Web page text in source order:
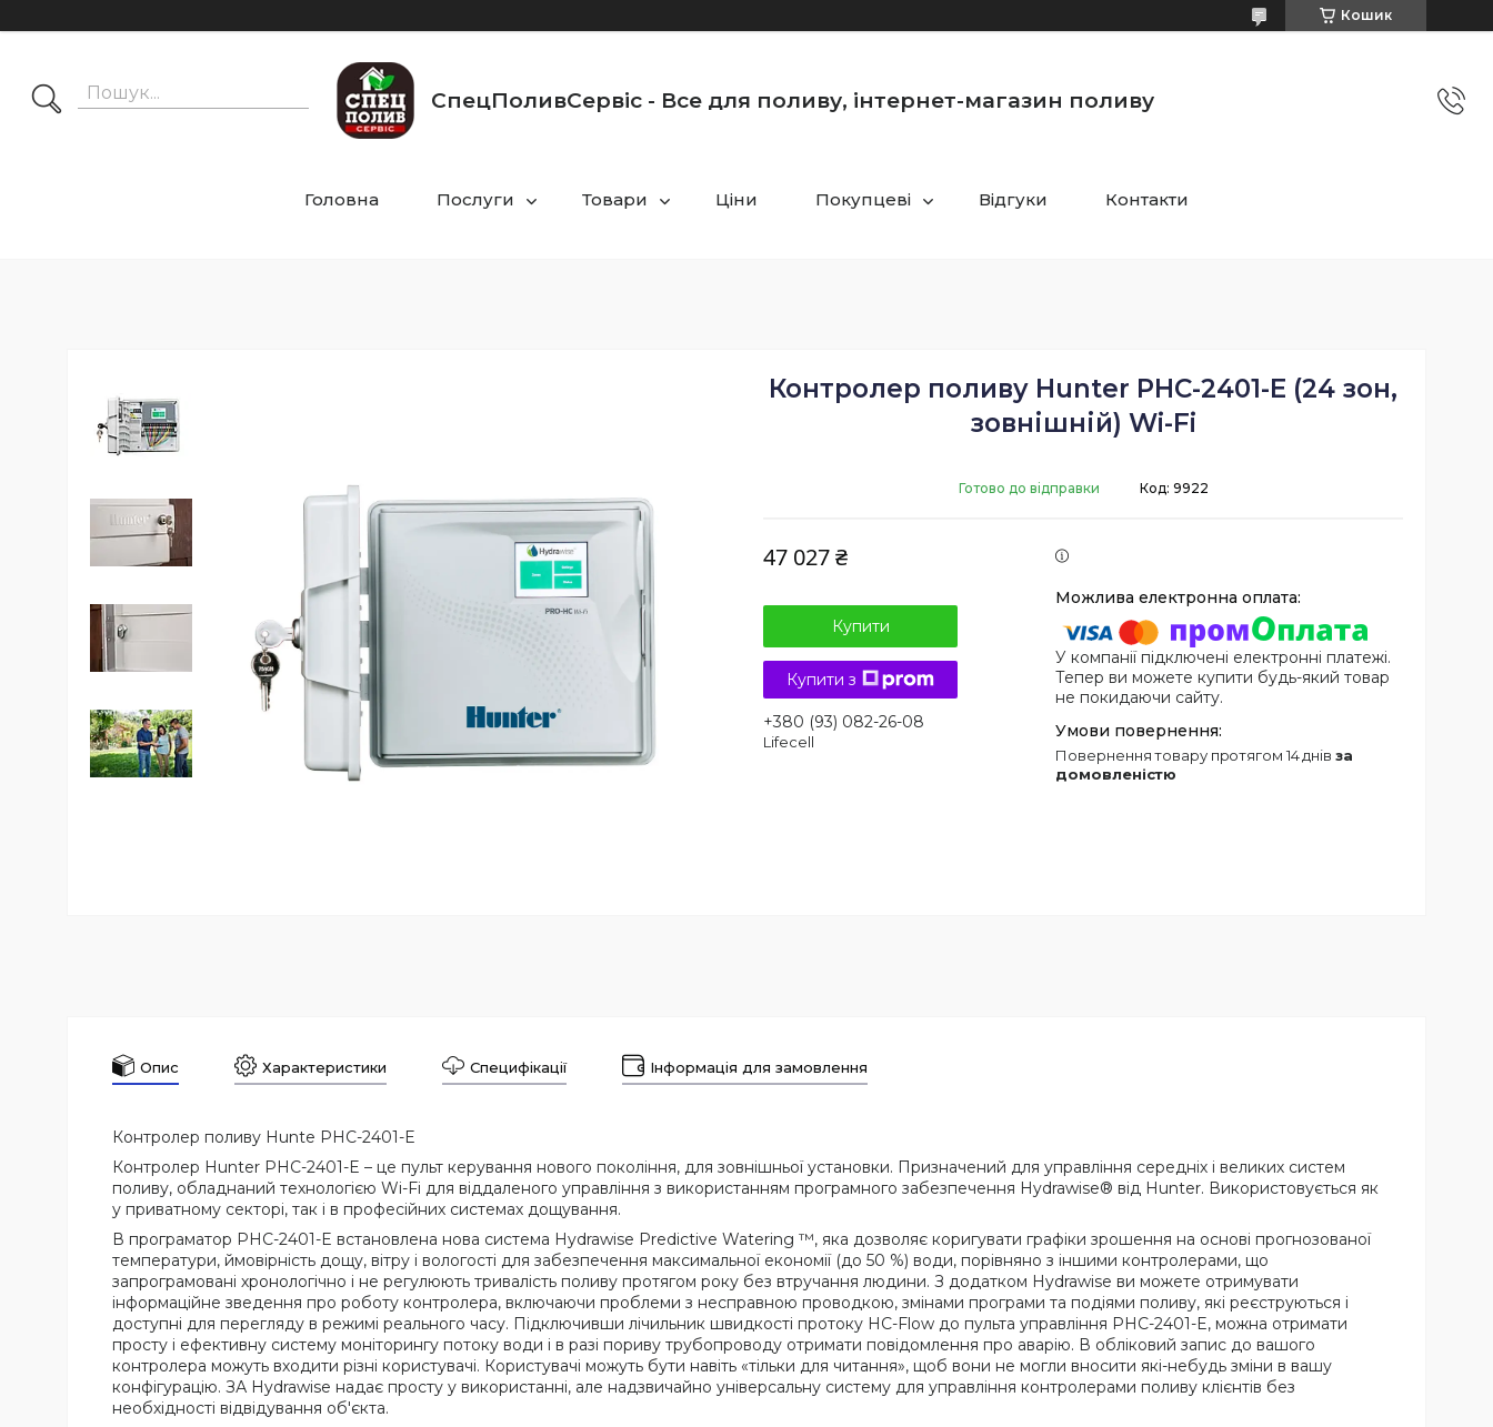
Кошик
СпецПоливСервіс - Все для поливу, інтернет-магазин поливу
Головна Послуги Товари Ціни Покупцеві Відгуки Контакти
Контролер поливу Hunter PHC-2401-E (24 зон,
зовнішній) Wi-Fi
Готово до відправки Код: 9922
47 027 ₴
Купити
Купити з
+380 (93) 082-26-08
Lifecell
У компанії підключені електронні платежі.
Тепер ви можете купити будь-який товар
не покидаючи сайту.
повернення товару протягом 14 днів за
домовленістю
Опис Характеристики Специфікації Інформація для замовлення
Контролер поливу Hunte PHC-2401-E
Контролер Hunter PHC-2401-E – це пульт керування нового покоління, для зовнішньої установки. Призначений для управління середніх і великих систем
поливу, обладнаний технологією Wi-Fi для віддаленого управління з використанням програмного забезпечення Hydrawise® від Hunter. Використовується як
у приватному секторі, так і в професійних системах дощування.
В програматор PHC-2401-E встановлена нова система Hydrawise Predictive Watering ™, яка дозволяє коригувати графіки зрошення на основі прогнозованої
температури, ймовірність дощу, вітру і вологості для забезпечення максимальної економії (до 50 %) води, порівняно з іншими контролерами, що
запрограмовані хронологічно і не регулюють тривалість поливу протягом року без втручання людини. З додатком Hydrawise ви можете отримувати
інформаційне зведення про роботу контролера, включаючи проблеми з несправною проводкою, змінами програми та подіями поливу, які реєструються і
доступні для перегляду в режимі реального часу. Підключивши лічильник швидкості протоку HC-Flow до пульта управління PHC-2401-E, можна отримати
просту і ефективну систему моніторингу потоку води і в разі пориву трубопроводу отримати повідомлення про аварію. В обліковий запис до вашого
контролера можуть входити різні користувачі. Користувачі можуть бути навіть «тільки для читання», щоб вони не могли вносити які-небудь зміни в вашу
конфігурацію. ЗА Hydrawise надає просту у використанні, але надзвичайно універсальну систему для управління контролерами поливу клієнтів без
необхідності відвідування об'єкта.